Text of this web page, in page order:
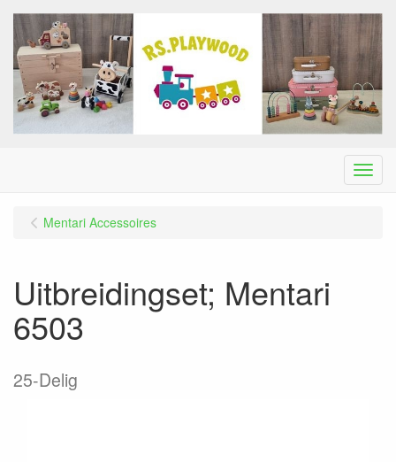
Menu
Mentari Accessoires
Uitbreidingset; Mentari
6503
25-Delig